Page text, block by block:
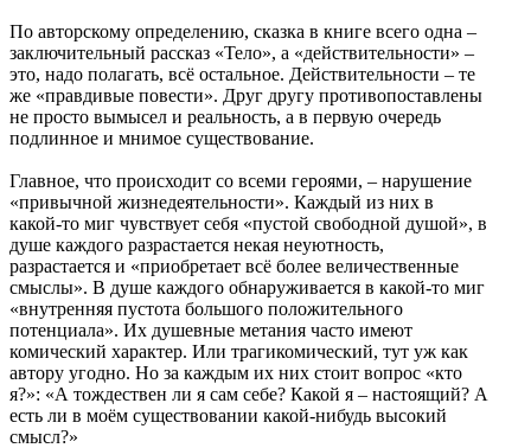
По авторскому определению, сказка в книге всего одна –
заключительный рассказ «Тело», а «действительности» –
это, надо полагать, всё остальное. Действительности – те
же «правдивые повести». Друг другу противопоставлены
не просто вымысел и реальность, а в первую очередь
подлинное и мнимое существование.
Главное, что происходит со всеми героями, – нарушение
«привычной жизнедеятельности». Каждый из них в
какой-то миг чувствует себя «пустой свободной душой», в
душе каждого разрастается некая неуютность,
разрастается и «приобретает всё более величественные
смыслы». В душе каждого обнаруживается в какой-то миг
«внутренняя пустота большого положительного
потенциала». Их душевные метания часто имеют
комический характер. Или трагикомический, тут уж как
автору угодно. Но за каждым их них стоит вопрос «кто
я?»: «А тождествен ли я сам себе? Какой я – настоящий? А
есть ли в моём существовании какой-нибудь высокий
смысл?»